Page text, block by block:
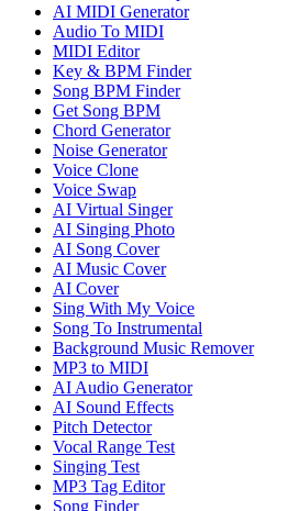
AI MIDI Generator
Audio To MIDI
MIDI Editor
Key & BPM Finder
Song BPM Finder
Get Song BPM
Chord Generator
Noise Generator
Voice Clone
Voice Swap
AI Virtual Singer
AI Singing Photo
AI Song Cover
AI Music Cover
AI Cover
Sing With My Voice
Song To Instrumental
Background Music Remover
MP3 to MIDI
AI Audio Generator
AI Sound Effects
Pitch Detector
Vocal Range Test
Singing Test
MP3 Tag Editor
Song Finder